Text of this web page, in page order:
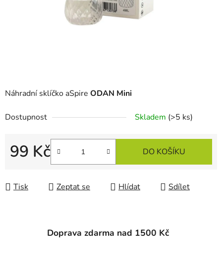
Náhradní sklíčko aSpire ODAN Mini
Dostupnost Skladem (>5 ks)
99 Kč
Měrná cena:
DO KOŠÍKU
Tisk Zeptat se Hlídat Sdílet
Doprava zdarma nad 1500 Kč